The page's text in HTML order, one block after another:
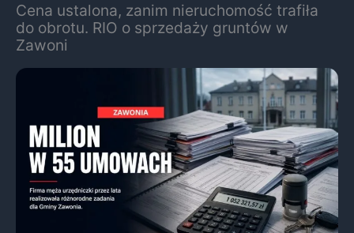
Cena ustalona, zanim nieruchomość trafiła
do obrotu. RIO o sprzedaży gruntów w
Zawoni